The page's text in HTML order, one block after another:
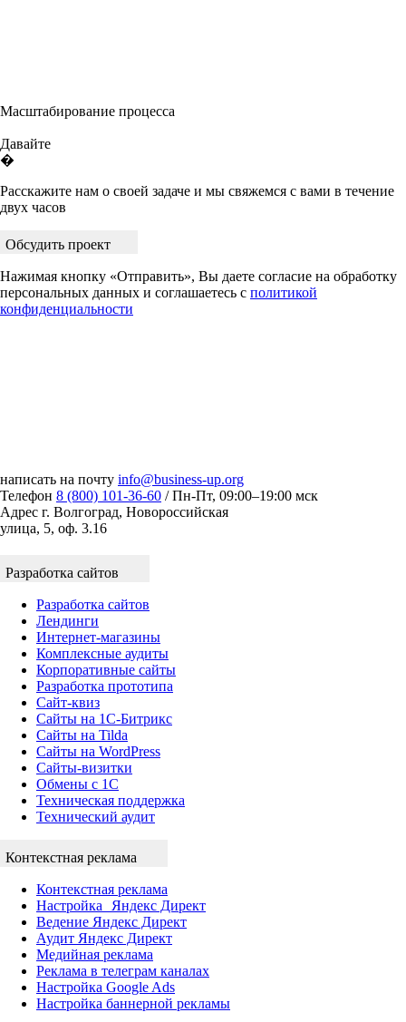
Масштабирование процесса
Давайте
�
Расскажите нам о своей задаче и мы свяжемся с вами в течение
двух часов
Обсудить проект
Нажимая кнопку «Отправить», Вы даете согласие на обработку
персональных данных и соглашаетесь с политикой
конфиденциальности
написать на почту info@business-up.org
Телефон 8 (800) 101-36-60 / Пн-Пт, 09:00–19:00 мск
Адрес г. Волгоград, Новороссийская
улица, 5, оф. 3.16
Разработка сайтов
Разработка сайтов
Лендинги
Интернет-магазины
Комплексные аудиты
Корпоративные сайты
Разработка прототипа
Сайт-квиз
Сайты на 1С-Битрикс
Сайты на Tilda
Сайты на WordPress
Сайты-визитки
Обмены с 1С
Техническая поддержка
Технический аудит
Контекстная реклама
Контекстная реклама
Настройка Яндекс Директ
Ведение Яндекс Директ
Аудит Яндекс Директ
Медийная реклама
Реклама в телеграм каналах
Настройка Google Ads
Настройка баннерной рекламы